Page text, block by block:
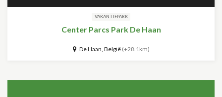
VAKANTIEPARK
Center Parcs Park De Haan
De Haan, België (+28.1km)